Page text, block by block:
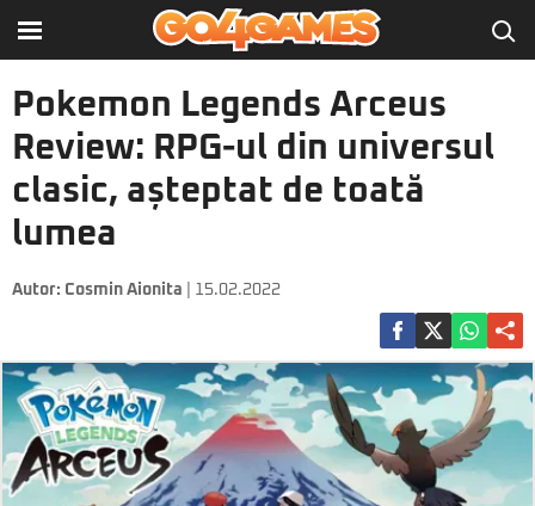
Pokemon Legends Arceus
Review: RPG-ul din universul
clasic, așteptat de toată
lumea
Autor: Cosmin Aionita | 15.02.2022